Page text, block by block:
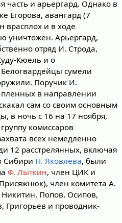
часть и арьергард. Однако в
Егорова, авангард (7
врасплох и в ходе
уничтожен. Арьергард,
отряд И. Строда,
Кюель и о
сумели
Поручик И.
пленных в направлении
сам со своим основным
в ночь с 16 на 17 ноября,
комиссаров
всех немедленно
12 расстрелянных, включая
Сибири Н. Яковлева, были
Ф. Лыткин, член ЦИК и
член комитета А.
Попов, Осипов,
и проводник-